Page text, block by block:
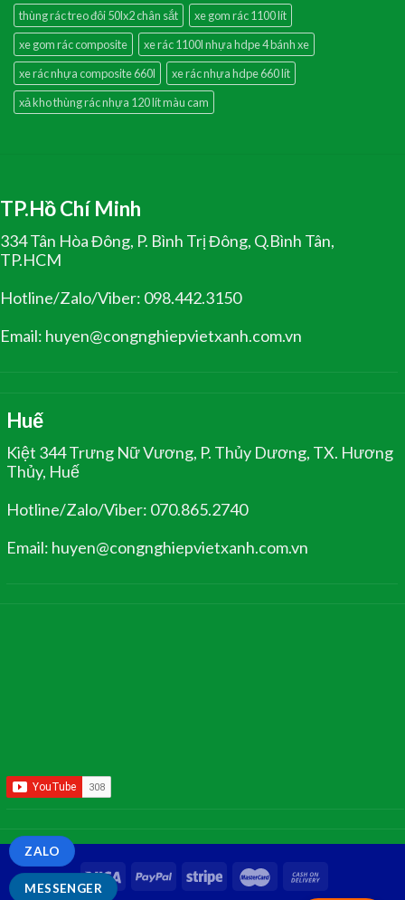
thùng rác treo đôi 50lx2 chân sắt
xe gom rác 1100 lít
xe gom rác composite
xe rác 1100l nhựa hdpe 4 bánh xe
xe rác nhựa composite 660l
xe rác nhựa hdpe 660 lít
xả kho thùng rác nhựa 120 lít màu cam
TP.Hồ Chí Minh
334 Tân Hòa Đông, P. Bình Trị Đông, Q.Bình Tân,
TP.HCM
Hotline/Zalo/Viber: 098.442.3150
Email: huyen@congnghiepvietxanh.com.vn
Huế
Kiệt 344 Trưng Nữ Vương, P. Thủy Dương, TX. Hương
Thủy, Huế
Hotline/Zalo/Viber: 070.865.2740
Email: huyen@congnghiepvietxanh.com.vn
MESSENGER
ZALO